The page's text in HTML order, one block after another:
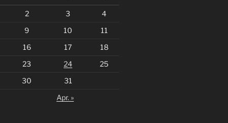
2 3
4
9
10
11
16
17
18
23
24
25
30
31
Apr. »